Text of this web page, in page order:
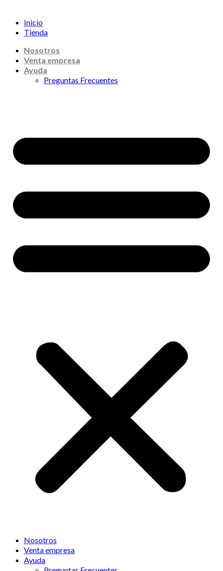
Inicio
Tienda
Nosotros
Venta empresa
Ayuda
Preguntas Frecuentes
Nosotros
Venta empresa
Ayuda